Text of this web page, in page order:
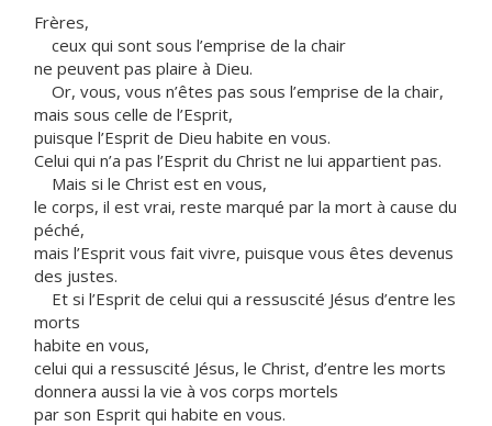
Frères,
ceux qui sont sous l’emprise de la chair
ne peuvent pas plaire à Dieu.
Or, vous, vous n’êtes pas sous l’emprise de la chair,
mais sous celle de l’Esprit,
puisque l’Esprit de Dieu habite en vous.
Celui qui n’a pas l’Esprit du Christ ne lui appartient pas.
Mais si le Christ est en vous,
le corps, il est vrai, reste marqué par la mort à cause du
péché,
mais l’Esprit vous fait vivre, puisque vous êtes devenus
des justes.
Et si l’Esprit de celui qui a ressuscité Jésus d’entre les
morts
habite en vous,
celui qui a ressuscité Jésus, le Christ, d’entre les morts
donnera aussi la vie à vos corps mortels
par son Esprit qui habite en vous.